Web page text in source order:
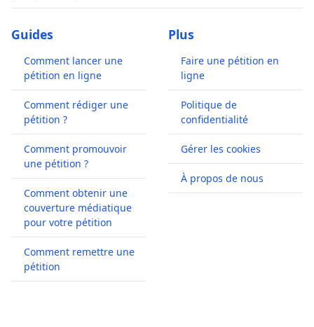
Guides
Comment lancer une
pétition en ligne
Comment rédiger une
pétition ?
Comment promouvoir
une pétition ?
Comment obtenir une
couverture médiatique
pour votre pétition
Comment remettre une
pétition
Plus
Faire une pétition en
ligne
Politique de
confidentialité
Gérer les cookies
À propos de nous